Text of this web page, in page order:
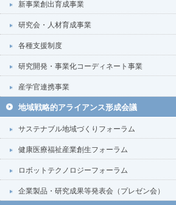
新事業創出育成事業
研究会・人材育成事業
各種支援制度
研究開発・事業化コーディネート事業
産学官連携事業
地域戦略的アライアンス形成会議
サステナブル地域づくりフォーラム
健康医療福祉産業創生フォーラム
ロボットテクノロジーフォーラム
企業製品・研究成果等発表会（プレゼン会）